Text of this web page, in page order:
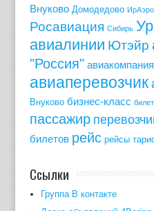
Внуково Домодедово ИрАэро
Росавиация Сибирь
авиалинии Ютэйр
"Россия"
авиаперевозчик
Внуково бизнес-класс билет
пассажир
билетов рейс рейсы
Ссылки
Группа В контакте